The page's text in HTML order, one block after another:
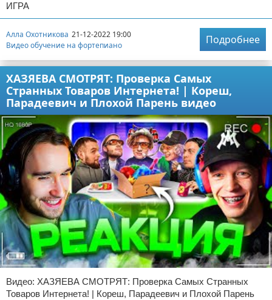
ИГРА
Алла Охотникова 21-12-2022 19:00
Видео обучение на фортепиано
Подробнее
ХАЗЯЕВА СМОТРЯТ: Проверка Самых
Странных Товаров Интернета! | Кореш,
Парадеевич и Плохой Парень видео
Видео: ХАЗЯЕВА СМОТРЯТ: Проверка Самых Странных
Товаров Интернета! | Кореш, Парадеевич и Плохой Парень